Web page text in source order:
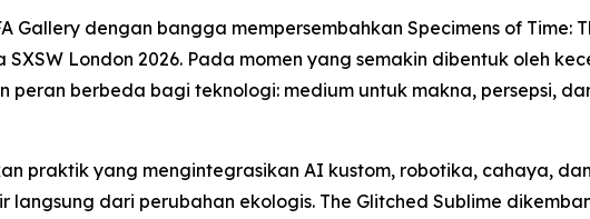
Gallery dengan bangga mempersembahkan Specimens of Time:
London 2026. Pada momen yang semakin dibentuk oleh
berbeda bagi teknologi: medium untuk makna, persepsi,
praktik yang mengintegrasikan AI kustom, robotika, cahaya,
dari perubahan ekologis. The Glitched Sublime